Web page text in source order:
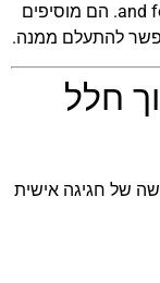
בעיצוב אירועים—גם במסעדות—and for a reason. הם מוסיפים
להתעלם ממנה.
חלל
של חגיגה אישית